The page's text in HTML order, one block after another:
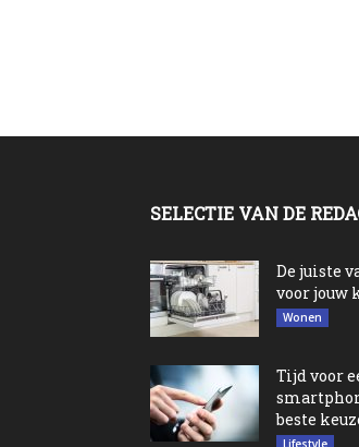
SELECTIE VAN DE
De juiste
voor jouw
Wonen
Tijd voor
beste
Lifestyle